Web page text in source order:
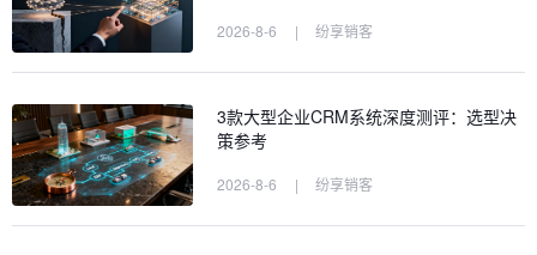
2026-8-6 | 纷享销客
3款大型企业CRM系统深度测评：选型决
策参考
2026-8-6 | 纷享销客